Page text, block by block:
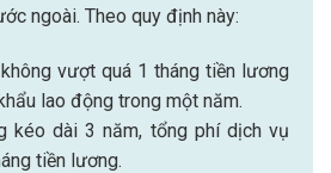
ngoài. Theo quy định này:
vượt quá 1 tháng tiền lương
lao động trong một năm.
kéo dài 3 năm, tổng phí dịch vụ
tiền lương.